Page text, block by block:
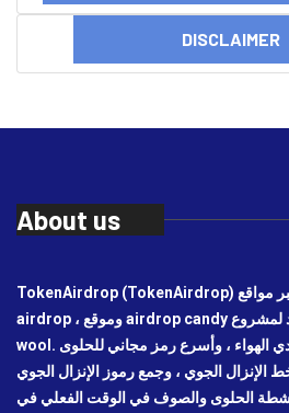
About us
TokenAirdrop (TokenAirdrop) هو واحد من أقدم وأكبر مواقع
airdrop ، وموقع airdrop candy وأول موقع ويب للكود لمشروع 薅
wool. أحدث أخبار الاستثمار في كاندي الهواء ، وأسرع رمز مجاني للحلوى
الإنزال الجوي ، وجمع رموز الإنزال الجوي
الحلوى والصوف في الوقت الفعلي في